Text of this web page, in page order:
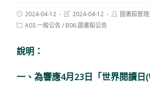
Post
published:
2024-04-12
Post
modified:
2024-04-12
Post圖書館管
PostA03.一般公告/ B06.圖書館公告
說明：
一、為響應4月23日「世界閱讀日